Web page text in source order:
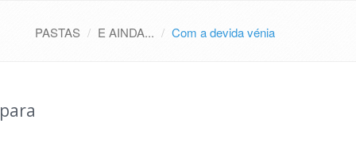
PASTAS E AINDA... Com a devida vénia